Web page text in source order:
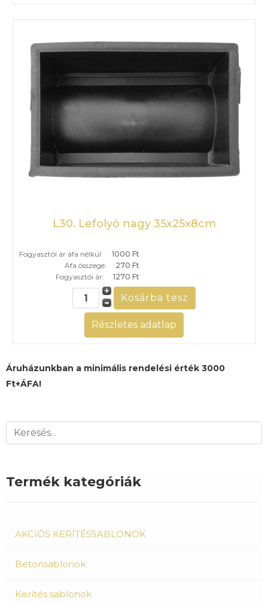
Áruházunkban a minimális rendelési érték 3000
Ft+ÁFA!
Termék kategóriák
AKCIÓS KERÍTÉSSABLONOK
Betonsablonok
Kerítés sablonok
L30. Lefolyó nagy 35x25x8cm
Fogyasztói ár áfa nélkül:
1000 Ft
Áfa összege:
270 Ft
Fogyasztói ár:
1270 Ft
Részletes adatlap